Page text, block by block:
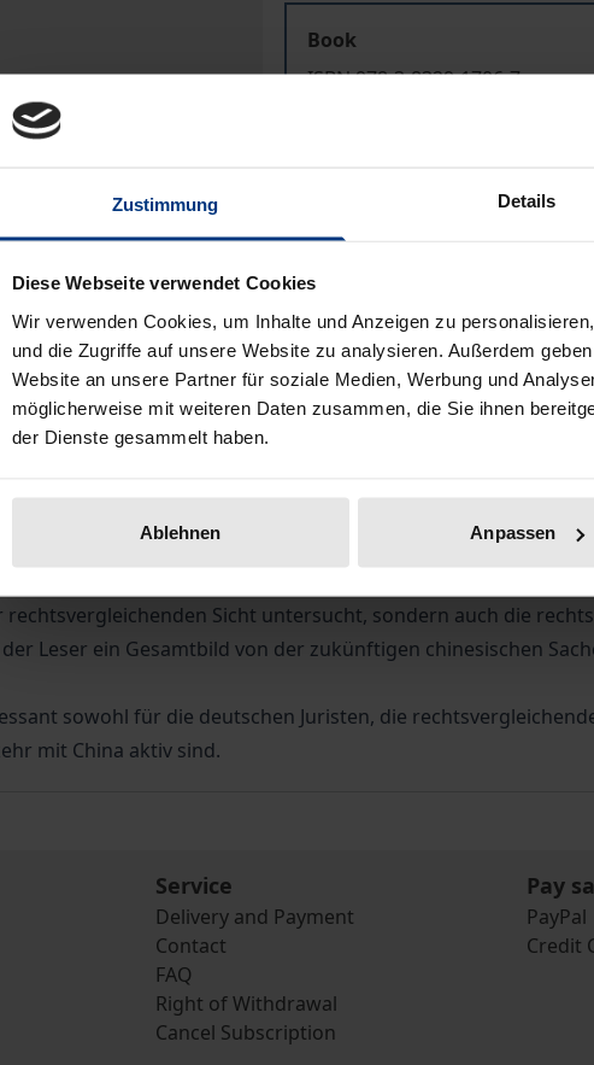
Zustimmung Details
Diese Webseite verwendet Cookies
Wir verwenden Cookies, um Inhalte und Anzeigen zu
und die Zugriffe auf unsere Website zu analysieren. Außerdem
Website an unsere Partner für soziale Medien, Werbung und
möglicherweise mit weiteren Daten zusammen, die Sie ihnen
der Dienste gesammelt haben.
Ablehnen Anpassen
Book
ISBN 978-3-8329-1706-7
Bibliographical data
Gründung der V.R. China 1949 steht jetzt die Kodifikation
BGB aufgenommen und fortentwickelt werden.
untersucht systematisch den Einfluss deutschen Rechts auf
Anhand der zahlreichen sachenrechtlichen Institutionen
Sicht untersucht, sondern auch die
Leser ein Gesamtbild von der zukünftigen chinesischen
sowohl für die deutschen Juristen, die
mit China aktiv sind.
Service
Delivery and Payment
Contact
FAQ
Right of Withdrawal
Cancel Subscription
Pay
PayPal
Credit